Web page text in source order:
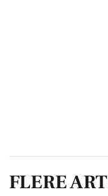
FLERE